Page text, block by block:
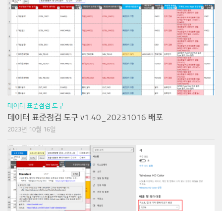
데이터 표준점검 도구
데이터 표준점검 도구 v1.40_20231016 배포
2023년 10월 16일